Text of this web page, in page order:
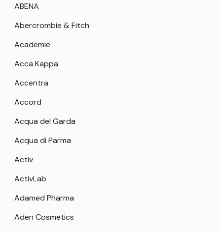
ABENA
Abercrombie & Fitch
Academie
Acca Kappa
Accentra
Accord
Acqua del Garda
Acqua di Parma
Activ
ActivLab
Adamed Pharma
Aden Cosmetics